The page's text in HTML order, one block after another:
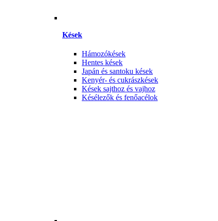
Kések
Hámozókések
Hentes kések
Japán és santoku kések
Kenyér- és cukrászkések
Kések sajthoz és vajhoz
Késélezők és fenőacélok